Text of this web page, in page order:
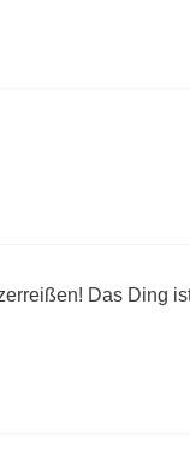
Das Ding